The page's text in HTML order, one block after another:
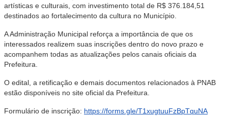
artísticas e culturais, com investimento total de R$ 376.184,51
destinados ao fortalecimento da cultura no Município.
A Administração Municipal reforça a importância de que os
interessados realizem suas inscrições dentro do novo prazo e
acompanhem todas as atualizações pelos canais oficiais da
Prefeitura.
O edital, a retificação e demais documentos relacionados à PNAB
estão disponíveis no site oficial da Prefeitura.
Formulário de inscrição: https://forms.gle/T1xugtuuFzBpTquNA